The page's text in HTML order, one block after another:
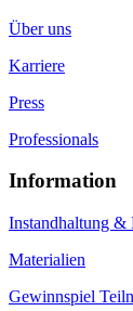
Über uns
Karriere
Press
Professionals
Information
Instandhaltung &
Materialien
Gewinnspiel